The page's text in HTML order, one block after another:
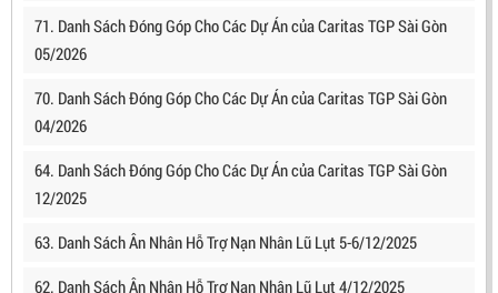
71. Danh Sách Đóng Góp Cho Các Dự Án của Caritas TGP Sài Gòn
05/2026
70. Danh Sách Đóng Góp Cho Các Dự Án của Caritas TGP Sài Gòn
04/2026
64. Danh Sách Đóng Góp Cho Các Dự Án của Caritas TGP Sài Gòn
12/2025
63. Danh Sách Ân Nhân Hỗ Trợ Nạn Nhân Lũ Lụt 5-6/12/2025
62. Danh Sách Ân Nhân Hỗ Trợ Nạn Nhân Lũ Lụt 4/12/2025